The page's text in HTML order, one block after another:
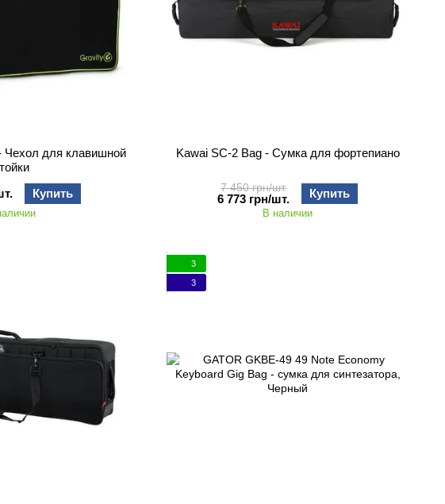
Чехол для клавишной
Купить
Kawai SC-2 Bag - Сумка для фортепиано
7 450 грн/шт.
6 773 грн/шт. Купить
В наличии
3
3